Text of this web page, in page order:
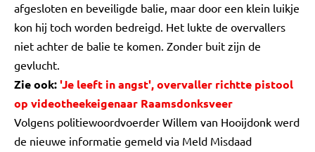
afgesloten en beveiligde balie, maar door een klein luikje
kon hij toch worden bedreigd. Het lukte de overvallers
niet achter de balie te komen. Zonder buit zijn de
gevlucht.
Zie ook:'Je leeft in angst', overvaller richtte pistool
op videotheekeigenaar Raamsdonksveer
Volgens politiewoordvoerder Willem van Hooijdonk werd
de nieuwe informatie gemeld via Meld Misdaad